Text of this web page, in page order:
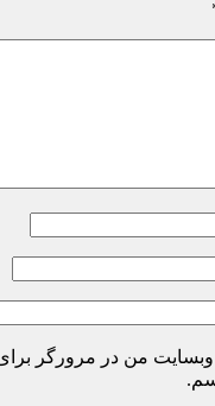
وبسایت من در مرورگر